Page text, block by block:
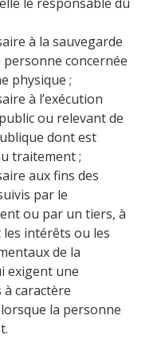
le responsable du
à la sauvegarde
concernée
physique ;
à l’exécution
ou relevant de
dont est
traitement ;
aux fins des
par le
ou par un tiers, à
intérêts ou les
de la
exigent une
caractère
la personne